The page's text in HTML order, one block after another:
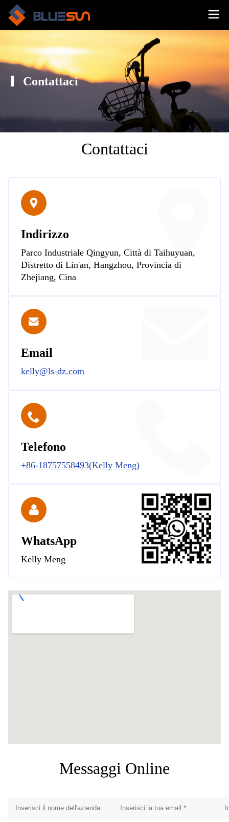
Contattaci
Contattaci
Indirizzo
Parco Industriale Qingyun, Città di Taihuyuan,
Distretto di Lin'an, Hangzhou, Provincia di
Zhejiang, Cina
Email
kelly@ls-dz.com
Telefono
+86-18757558493(Kelly Meng)
WhatsApp
Kelly Meng
Messaggi Online